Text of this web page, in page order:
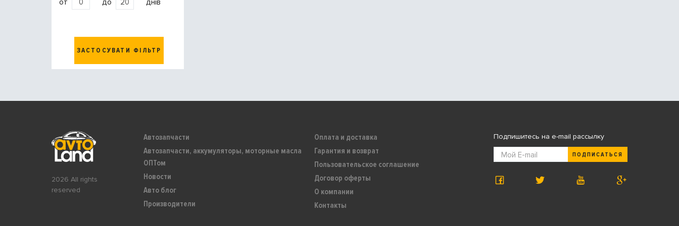
ЗАСТОСУВАТИ ФІЛЬТР
2026 All rights
reserved
Автозапчасти
Автозапчасти, аккумуляторы, моторные масла
ОПТом
Новости
Авто блог
Производители
Оплата и доставка
Гарантия и возврат
Пользовательское соглашение
Договор оферты
О компании
Контакты
Подпишитесь на e-mail рассылку
ПОДПИСАТЬСЯ